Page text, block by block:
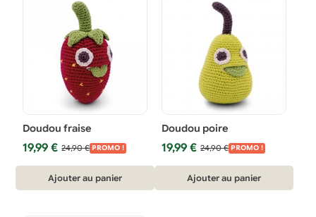
Doudou fraise
24,90€
Le
initial
était :
19,99€
Le
actuel
est :
PROMO !
Ajouter au panier
Doudou poire
24,90€
Le
initial
était :
19,99 €
Le
actuel
est :
PROMO !
Ajouter au panier